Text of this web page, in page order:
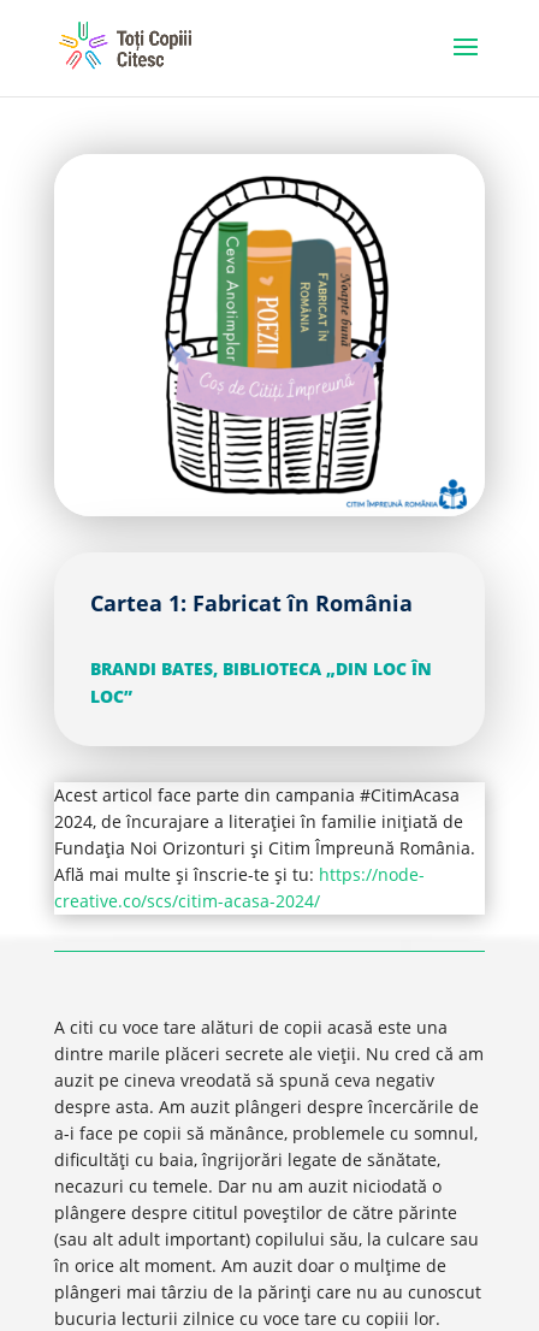
Cartea 1: Fabricat în România
BRANDI BATES, BIBLIOTECA „DIN LOC ÎN
LOC”
Acest articol face parte din campania #CitimAcasa
2024, de încurajare a literației în familie inițiată de
Fundația Noi Orizonturi și Citim Împreună România.
Află mai multe și înscrie-te și tu: https://node-
creative.co/scs/citim-acasa-2024/
A citi cu voce tare alături de copii acasă este una
dintre marile plăceri secrete ale vieții. Nu cred că am
auzit pe cineva vreodată să spună ceva negativ
despre asta. Am auzit plângeri despre încercările de
a-i face pe copii să mănânce, problemele cu somnul,
dificultăți cu baia, îngrijorări legate de sănătate,
necazuri cu temele. Dar nu am auzit niciodată o
plângere despre cititul poveștilor de către părinte
(sau alt adult important) copilului său, la culcare sau
în orice alt moment. Am auzit doar o mulțime de
plângeri mai târziu de la părinți care nu au cunoscut
bucuria lecturii zilnice cu voce tare cu copiii lor.